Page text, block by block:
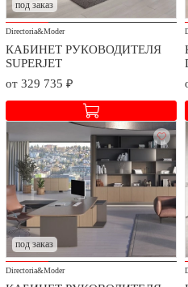
Стоимость доставки и сборки
договора в зависимости от
под заказ
Directoria&Moder
КАБИНЕТ РУКОВОДИТЕЛЯ
SUPERJET
от 329 735 ₽
под заказ
Directoria&Moder